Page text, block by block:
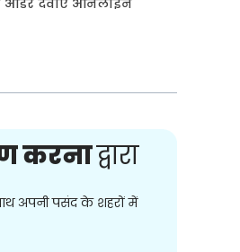
करनाद्वारा
अपनी पसंद के शहरों में